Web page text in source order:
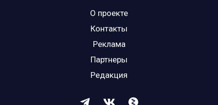
О проекте
Контакты
Реклама
Партнеры
Редакция